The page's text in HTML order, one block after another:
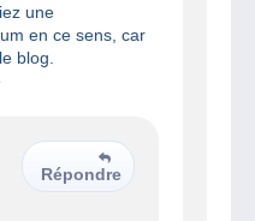
une
en ce sens, car
blog.
Répondre